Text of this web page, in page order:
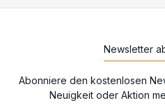
Newsletter
Abonniere den kostenlosen
Neuigkeit oder Aktion